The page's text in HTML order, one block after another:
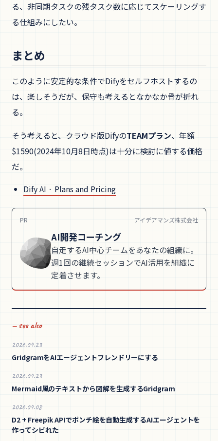
る、非同期タスクの残タスク数に応じてスケーリングす
る仕組みにしたい。
まとめ
このように安定的な条件でDifyをセルフホストするの
は、楽しそうだが、保守も考えるとなかなか骨が折れ
る。
そう考えると、クラウド版DifyのTEAMプラン、年額
$1590(2024年10月8日時点)は十分に検討に値する価格
だ。
Dify AI · Plans and Pricing
PR アイデアマンズ株式会社
AI開発コーチング
自走するAI中心チームをあなたの組織に。
週1回の継続セッションでAI活用を組織に
定着させます。
— see also
2026.04.23
GridgramをAIエージェントフレンドリーにする
2026.04.23
Mermaid風のテキストから図解を生成するGridgram
2026.04.08
D2 + Freepik APIでポンチ絵を自動生成するAIエージェントを
作ってシビれた